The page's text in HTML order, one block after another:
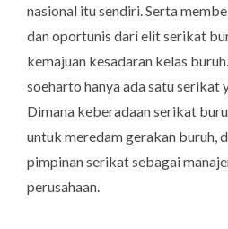
nasional itu sendiri. Serta
dan oportunis dari elit serikat
kemajuan kesadaran kelas
soeharto hanya ada satu serikat
Dimana keberadaan serikat
untuk meredam gerakan buruh,
pimpinan serikat sebagai
perusahaan.